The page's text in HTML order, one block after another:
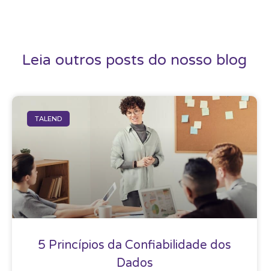
Leia outros posts do nosso blog
TALEND
5 Princípios da Confiabilidade dos
Dados